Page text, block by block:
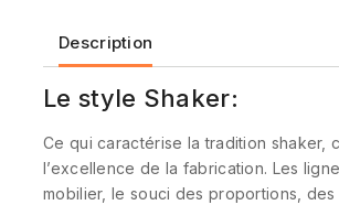
Description
Le style Shaker:
Ce qui caractérise la tradition shaker,
l’excellence de la fabrication. Les
mobilier, le souci des proportions, des